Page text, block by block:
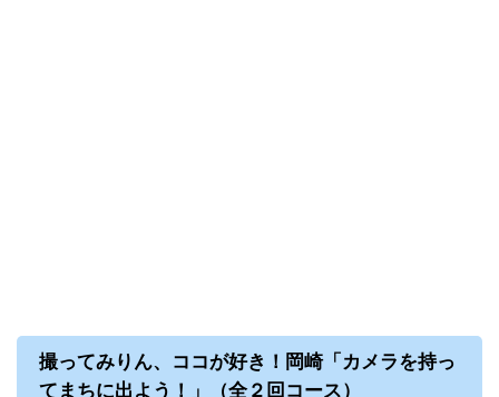
撮ってみりん、ココが好き！岡崎「カメラを持っ
てまちに出よう！」（全２回コース）